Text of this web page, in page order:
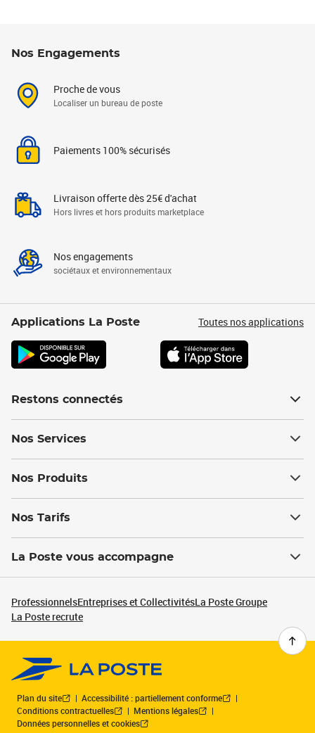
Nos Engagements
Proche de vous
Localiser un bureau de poste
Paiements 100% sécurisés
Livraison offerte dès 25€ d'achat
Hors livres et hors produits marketplace
Nos engagements
sociétaux et environnementaux
Applications La Poste Toutes nos applications
Restons connectés
Nos Services
Nos Produits
Nos Tarifs
La Poste vous accompagne
ProfessionnelsEntreprises et CollectivitésLa Poste Groupe
La Poste recrute
Plan du site
Accessibilité : partiellement conforme
Conditions contractuelles
Mentions légales
Données personnelles et cookies